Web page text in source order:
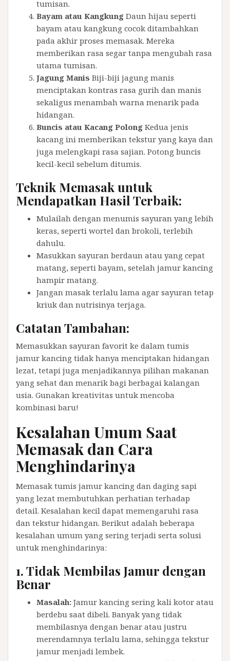
tumisan.
Bayam atau Kangkung Daun hijau seperti
bayam atau kangkung cocok ditambahkan
pada akhir proses memasak. Mereka
memberikan rasa segar tanpa mengubah rasa
utama tumisan.
Jagung Manis Biji-biji jagung manis
menciptakan kontras rasa gurih dan manis
sekaligus menambah warna menarik pada
hidangan.
Buncis atau Kacang Polong Kedua jenis
kacang ini memberikan tekstur yang kaya dan
juga melengkapi rasa sajian. Potong buncis
kecil-kecil sebelum ditumis.
Teknik Memasak untuk
Mendapatkan Hasil Terbaik:
Mulailah dengan menumis sayuran yang lebih
keras, seperti wortel dan brokoli, terlebih
dahulu.
Masukkan sayuran berdaun atau yang cepat
matang, seperti bayam, setelah jamur kancing
hampir matang.
Jangan masak terlalu lama agar sayuran tetap
kriuk dan nutrisinya terjaga.
Catatan Tambahan:
Memasukkan sayuran favorit ke dalam tumis
jamur kancing tidak hanya menciptakan hidangan
lezat, tetapi juga menjadikannya pilihan makanan
yang sehat dan menarik bagi berbagai kalangan
usia. Gunakan kreativitas untuk mencoba
kombinasi baru!
Kesalahan Umum Saat
Memasak dan Cara
Menghindarinya
Memasak tumis jamur kancing dan daging sapi
yang lezat membutuhkan perhatian terhadap
detail. Kesalahan kecil dapat memengaruhi rasa
dan tekstur hidangan. Berikut adalah beberapa
kesalahan umum yang sering terjadi serta solusi
untuk menghindarinya:
1.Tidak Membilas Jamur dengan
Benar
Masalah: Jamur kancing sering kali kotor atau
berdebu saat dibeli. Banyak yang tidak
membilasnya dengan benar atau justru
merendamnya terlalu lama, sehingga tekstur
jamur menjadi lembek.